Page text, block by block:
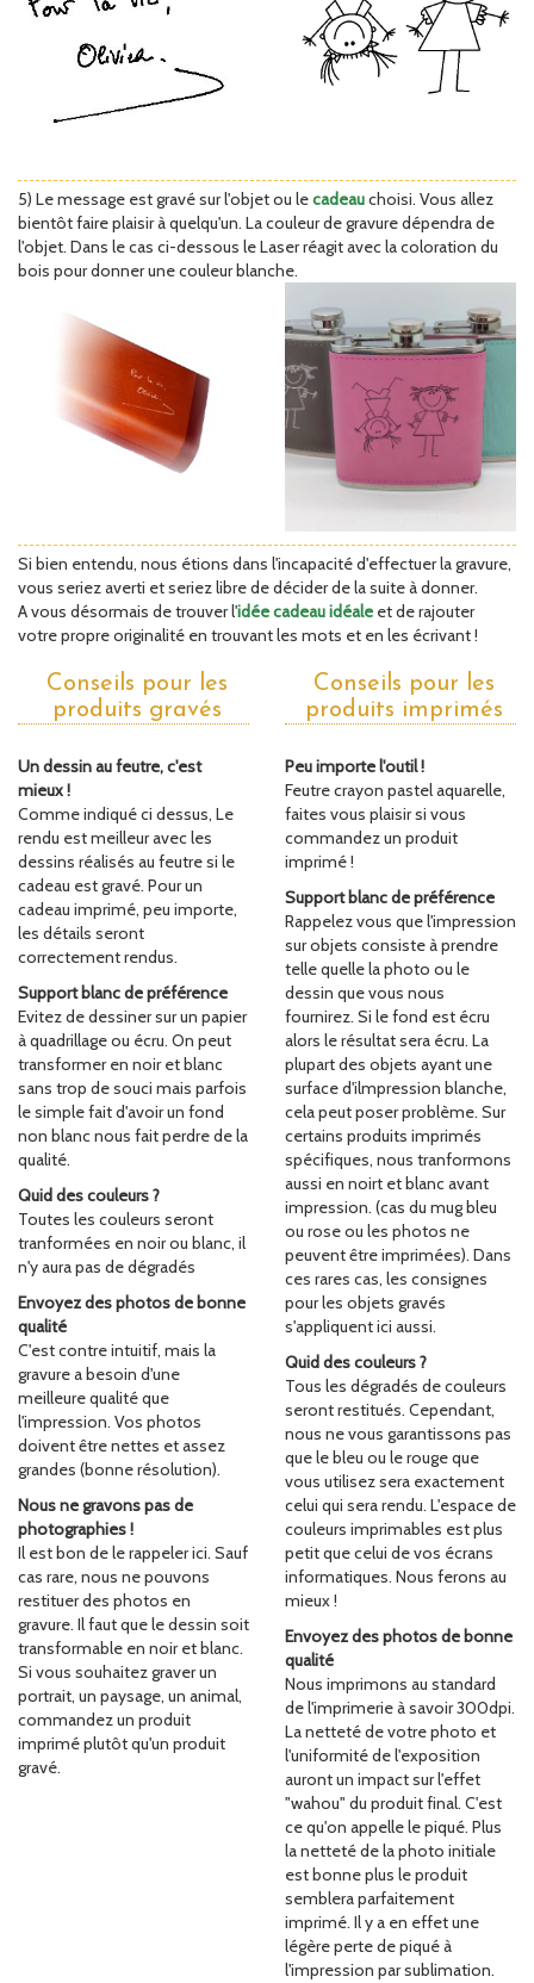
5) Le message est gravé sur l'objet ou lecadeauchoisi. Vous allez
bientôt faire plaisir à quelqu'un. La couleur de gravure dépendra de
l'objet. Dans le cas ci-dessous le Laser réagit avec la coloration du
bois pour donner une couleur blanche.
Si bien entendu, nous étions dans l'incapacité d'effectuer la gravure,
vous seriez averti et seriez libre de décider de la suite à donner.
A vous désormais de trouver l'idée cadeau idéale et de rajouter
votre propre originalité en trouvant les mots et en les écrivant !
Conseils pour les
produits gravés
Un dessin au feutre, c'est
mieux !
Comme indiqué ci dessus, Le
rendu est meilleur avec les
dessins réalisés au feutre si le
cadeau est gravé. Pour un
cadeau imprimé, peu importe,
les détails seront
correctement rendus.
Support blanc de préférence
Evitez de dessiner sur un papier
à quadrillage ou écru. On peut
transformer en noir et blanc
sans trop de souci mais parfois
le simple fait d'avoir un fond
non blanc nous fait perdre de la
qualité.
Quid des couleurs ?
Toutes les couleurs seront
tranformées en noir ou blanc, il
n'y aura pas de dégradés
Envoyez des photos de bonne
qualité
C'est contre intuitif, mais la
gravure a besoin d'une
meilleure qualité que
l'impression. Vos photos
doivent être nettes et assez
grandes (bonne résolution).
Nous ne gravons pas de
photographies !
Il est bon de le rappeler ici. Sauf
cas rare, nous ne pouvons
restituer des photos en
gravure. Il faut que le dessin soit
transformable en noir et blanc.
Si vous souhaitez graver un
portrait, un paysage, un animal,
commandez un produit
imprimé plutôt qu'un produit
gravé.
Conseils pour les
produits imprimés
Peu importe l'outil !
Feutre crayon pastel aquarelle,
faites vous plaisir si vous
commandez un produit
imprimé !
Support blanc de préférence
Rappelez vous que l'impression
sur objets consiste à prendre
telle quelle la photo ou le
dessin que vous nous
fournirez. Si le fond est écru
alors le résultat sera écru. La
plupart des objets ayant une
surface d'ilmpression blanche,
cela peut poser problème. Sur
certains produits imprimés
spécifiques, nous tranformons
aussi en noirt et blanc avant
impression. (cas du mug bleu
ou rose ou les photos ne
peuvent être imprimées). Dans
ces rares cas, les consignes
pour les objets gravés
s'appliquent ici aussi.
Quid des couleurs ?
Tous les dégradés de couleurs
seront restitués. Cependant,
nous ne vous garantissons pas
que le bleu ou le rouge que
vous utilisez sera exactement
celui qui sera rendu. L'espace de
couleurs imprimables est plus
petit que celui de vos écrans
informatiques. Nous ferons au
mieux !
Envoyez des photos de bonne
qualité
Nous imprimons au standard
de l'imprimerie à savoir 300dpi.
La netteté de votre photo et
l'uniformité de l'exposition
auront un impact sur l'effet
"wahou" du produit final. C'est
ce qu'on appelle le piqué. Plus
la netteté de la photo initiale
est bonne plus le produit
semblera parfaitement
imprimé. Il y a en effet une
légère perte de piqué à
l'impression par sublimation.